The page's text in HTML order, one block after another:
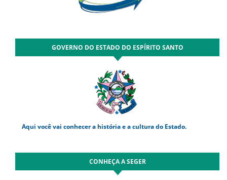
GOVERNO DO ESTADO DO ESPÍRITO SANTO
Aqui você vai conhecer a história e a cultura do Estado.
CONHEÇA A SEGER